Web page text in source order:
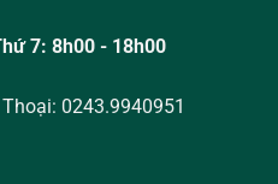
7: 8h00 - 18h00
0243.9940951